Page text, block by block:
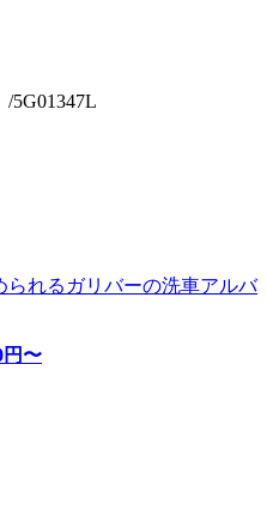
5G01347L
られるガリバーの洗車アルバ
円〜